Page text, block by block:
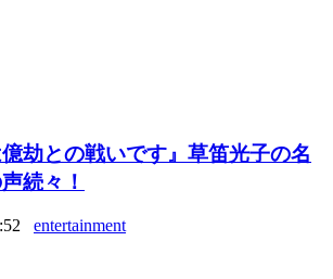
億劫との戦いです』草笛光子の名
続々！
entertainment